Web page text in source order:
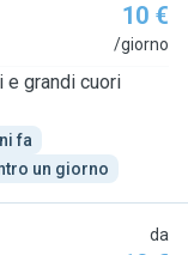
10 €
/giorno
e grandi cuori
fa
un giorno
da